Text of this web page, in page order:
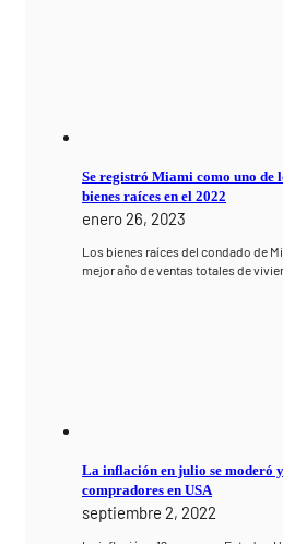
Se registró Miami como uno de
bienes raíces en el 2022
enero 26, 2023
Los bienes raíces del condado de
mejor año de ventas totales de
La inflación en julio se moderó
compradores en USA
septiembre 2, 2022